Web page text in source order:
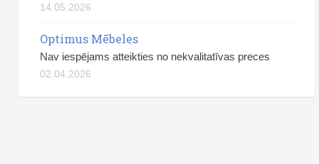
14.05.2026
Optimus Mēbeles
Nav iespējams atteikties no nekvalitatīvas preces
02.04.2026